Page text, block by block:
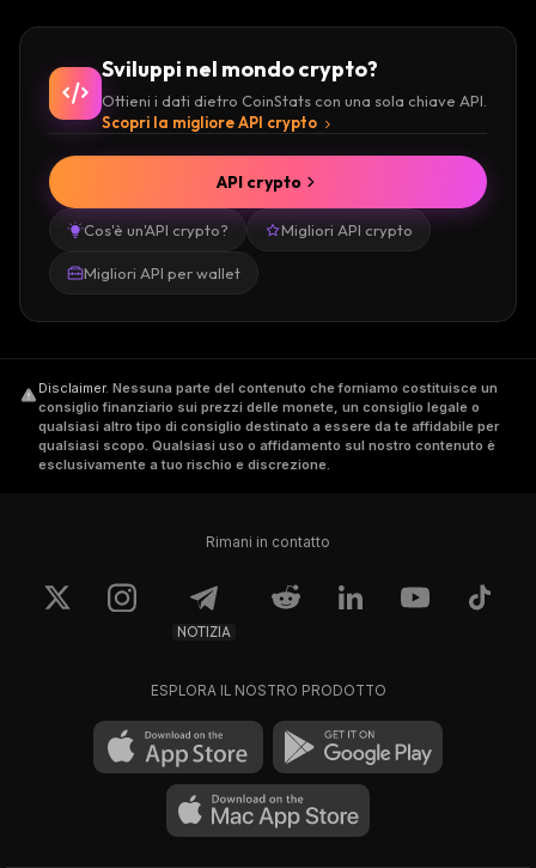
Sviluppi nel mondo crypto?
Ottieni i dati dietro CoinStats con una sola chiave API.
Scopri la migliore API crypto
Cos'è un'API crypto? Migliori API crypto
Migliori API per wallet
API crypto
Disclaimer. Nessuna parte del contenuto che forniamo costituisce un
consiglio finanziario sui prezzi delle monete, un consiglio legale o
qualsiasi altro tipo di consiglio destinato a essere da te affidabile per
qualsiasi scopo. Qualsiasi uso o affidamento sul nostro contenuto è
esclusivamente a tuo rischio e discrezione.
Rimani in contatto
NOTIZIA
ESPLORA IL NOSTRO PRODOTTO